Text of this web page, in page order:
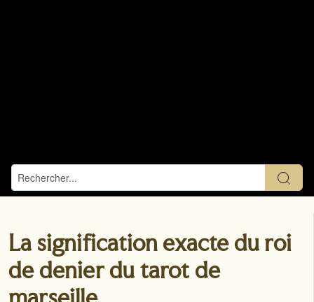
La signification exacte du roi
de denier du tarot de